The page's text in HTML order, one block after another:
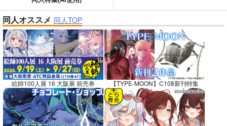
同人オススメ 同人TOP
絵師100人展 16 大阪展 前売券 【TYPE-MOON】C108新刊特集